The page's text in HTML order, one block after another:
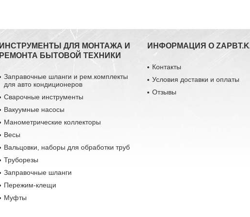
ИНСТРУМЕНТЫ ДЛЯ МОНТАЖА И
РЕМОНТА БЫТОВОЙ ТЕХНИКИ
Заправочные шланги и рем.комплекты
для авто кондиционеров
Сварочные инструменты
Вакуумные насосы
Манометрические коллекторы
Весы
Вальцовки, наборы для обработки труб
Труборезы
Заправочные шланги
Пережим-клещи
Муфты
ИНФОРМАЦИЯ О
Контакты
Условия доставки и оплаты
Отзывы